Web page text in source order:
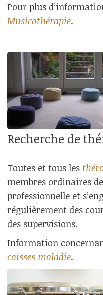
Pour plus
Musicothérapie.
Recherche de
Toutes et tous les
membres ordinaires
professionnelle et
régulièrement des
des supervisions.
Information
caisses maladie.